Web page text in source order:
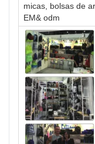
micas, bolsas de
EM& odm